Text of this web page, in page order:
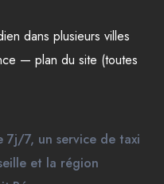
dans plusieurs villes
— plan du site (toutes
7j/7, un service de taxi
et la région